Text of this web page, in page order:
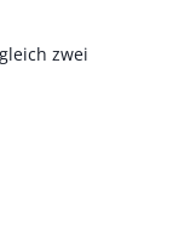
zwei